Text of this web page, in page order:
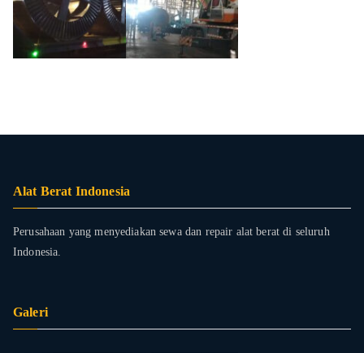
Alat Berat Indonesia
Perusahaan yang menyediakan sewa dan repair alat berat di seluruh
Indonesia.
Galeri